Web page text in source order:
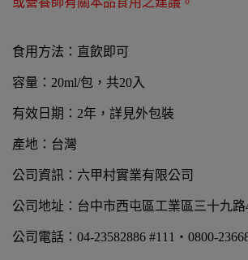
食用方法：直飲即可
容量：20ml/包，共20入
有效日期：2年，詳見外包裝
產地：台灣
公司資訊：六甲村實業有限公司
公司地址：台中市西屯區工業區三十九路
公司電話：04-23582886 #111・0800-